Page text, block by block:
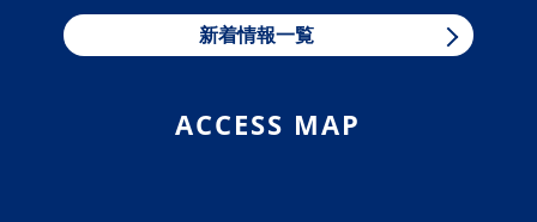
2026/05/04
るワンちゃん！気持ちが良さそうだったので ！
新着情報一覧
ACCESS MAP